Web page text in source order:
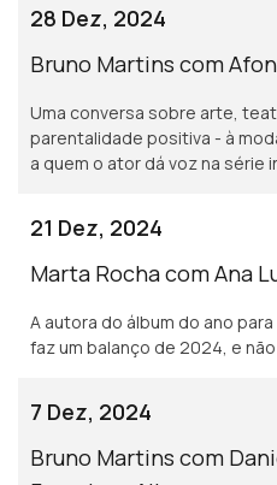
28 Dez, 2024
Bruno Martins com
Uma conversa sobre arte,
parentalidade positiva - à moda de "Bandit",
a quem o ator dá voz na série
21 Dez, 2024
Marta Rocha com Ana
A autora do álbum do ano para
faz um balanço de 2024, e
7 Dez, 2024
Bruno Martins com